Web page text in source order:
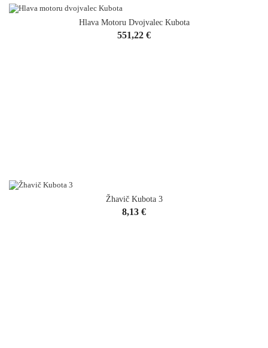
Hlava Motoru Dvojvalec Kubota
Cena
551,22 €
Žhavič Kubota 3
Cena
8,13 €